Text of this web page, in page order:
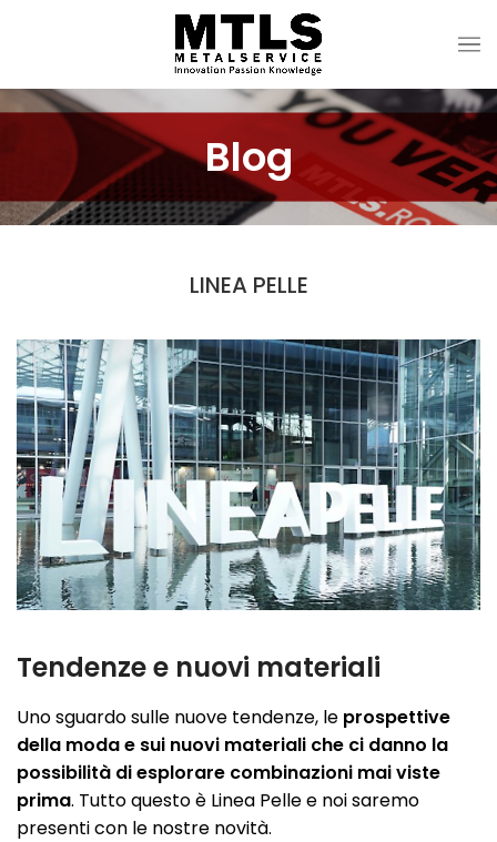
Blog
LINEA PELLE
Tendenze e nuovi materiali
Uno sguardo sulle nuove tendenze, le prospettive
della moda e sui nuovi materiali che ci danno la
possibilità di esplorare combinazioni mai viste
prima. Tutto questo è Linea Pelle e noi saremo
presenti con le nostre novità.